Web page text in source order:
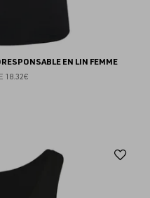
EN LIN FEMME
18.32€